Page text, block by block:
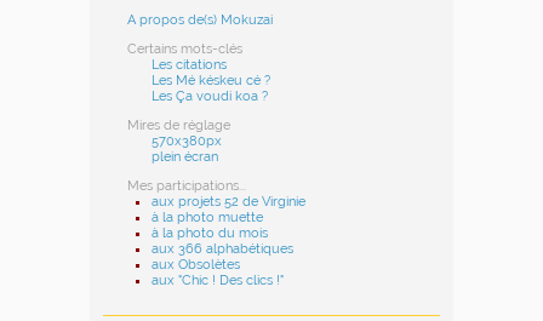
A propos de(s) Mokuzai
Certains mots-clés
Les citations
Les Mé késkeu cé ?
Les Ça voudi koa ?
Mires de réglage
570x380px
plein écran
Mes participations...
aux projets 52 de Virginie
à la photo muette
à la photo du mois
aux 366 alphabétiques
aux Obsolètes
aux "Chic ! Des clics !"